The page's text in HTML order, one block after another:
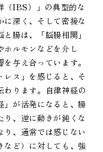
（IBS）」の典型的な
深く、そして密接な
腸は、「脳腸相関」
ホルモンなどを介し
与え合っています。
ス」を感じると、そ
わります。自律神経の
」が活発になると、腸
り、逆に動きが鈍くな
り、通常では感じない
など）に対しても、強